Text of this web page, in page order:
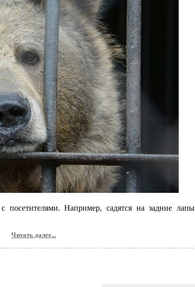
посетителями. Например, садятся на задние
Читать далее...